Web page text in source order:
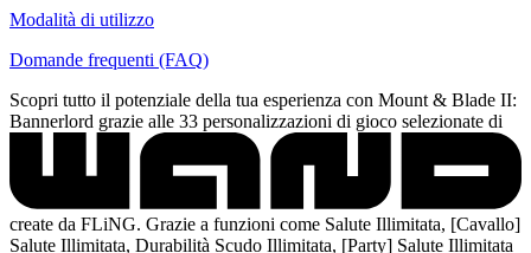
Modalità di utilizzo
Domande frequenti (FAQ)
Scopri tutto il potenziale della tua esperienza con Mount & Blade II:
Bannerlord grazie alle 33 personalizzazioni di gioco selezionate di
create da FLiNG. Grazie a funzioni come Salute Illimitata, [Cavallo]
Salute Illimitata, Durabilità Scudo Illimitata, [Party] Salute Illimitata